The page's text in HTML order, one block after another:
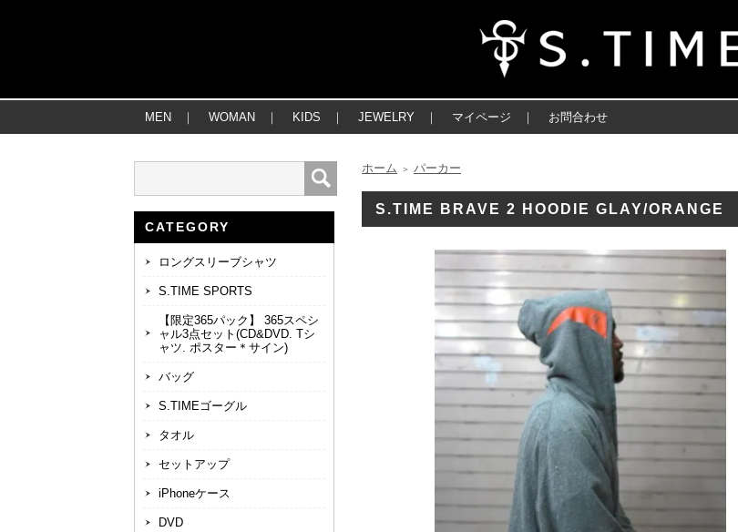
MEN ｜ WOMAN ｜ KIDS ｜ JEWELRY ｜ マイページ ｜ お問合わせ
CATEGORY
ロングスリーブシャツ
S.TIME SPORTS
【限定365パック】 365スペシ
ャル3点セット(CD&DVD. Tシ
ャツ. ポスター＊サイン)
バッグ
S.TIMEゴーグル
タオル
セットアップ
iPhoneケース
DVD
ホーム ＞ パーカー
S.TIME BRAVE 2 HOODIE GLAY/ORANGE